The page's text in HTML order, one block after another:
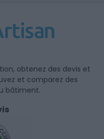
obtenez des devis et
et comparez des
bâtiment.